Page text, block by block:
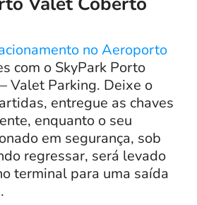
no Aeroporto
com o SkyPark Porto
Valet Parking. Deixe o
entregue as chaves
enquanto o seu
em segurança, sob
regressar, será levado
terminal para uma saída